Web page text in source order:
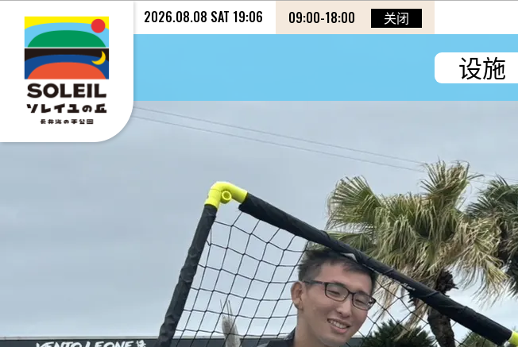
2026.08.08 SAT 19:06 09:00-18:00 关闭
设施